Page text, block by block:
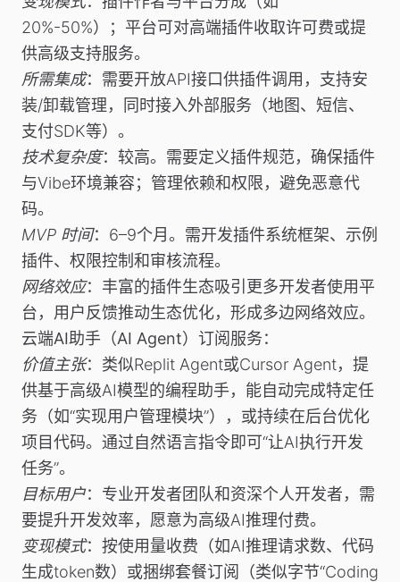
20%-50%）；平台可对高端插件收取许可费或提
供高级支持服务。
所需集成：需要开放API接口供插件调用，支持安
装/卸载管理，同时接入外部服务（地图、短信、
支付SDK等）。
技术复杂度：较高。需要定义插件规范，确保插件
与Vibe环境兼容；管理依赖和权限，避免恶意代
码。
MVP 时间：6–9个月。需开发插件系统框架、示例
插件、权限控制和审核流程。
网络效应：丰富的插件生态吸引更多开发者使用平
台，用户反馈推动生态优化，形成多边网络效应。
云端AI助手（AI Agent）订阅服务：
价值主张：类似Replit Agent或Cursor Agent，提
供基于高级AI模型的编程助手，能自动完成特定任
务（如“实现用户管理模块”），或持续在后台优化
项目代码。通过自然语言指令即可“让AI执行开发
任务”。
目标用户：专业开发者团队和资深个人开发者，需
要提升开发效率，愿意为高级AI推理付费。
变现模式：按使用量收费（如AI推理请求数、代码
生成token数）或捆绑套餐订阅（类似字节“Coding